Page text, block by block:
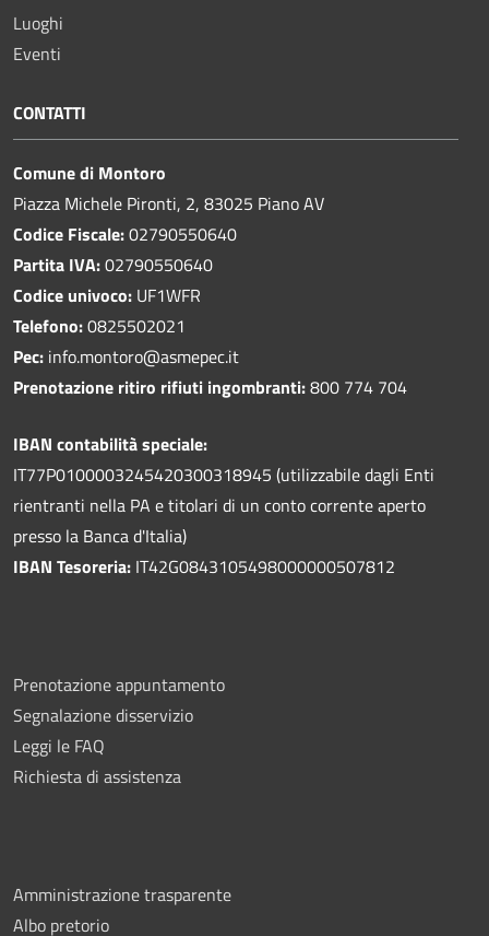
Luoghi
Eventi
CONTATTI
Comune di Montoro
Piazza Michele Pironti, 2, 83025 Piano AV
Codice Fiscale:02790550640
Partita IVA:02790550640
Codice univoco: UF1WFR
Telefono:0825502021
Pec: info.montoro@asmepec.it
Prenotazione ritiro rifiuti ingombranti:800 774 704
IBAN contabilità speciale:
IT77P0100003245420300318945 (utilizzabile dagli Enti
rientranti nella PA e titolari di un conto corrente aperto
presso la Banca d'Italia)
IBAN Tesoreria: IT42G0843105498000000507812
Prenotazione appuntamento
Segnalazione disservizio
Leggi le FAQ
Richiesta di assistenza
Amministrazione trasparente
Albo pretorio